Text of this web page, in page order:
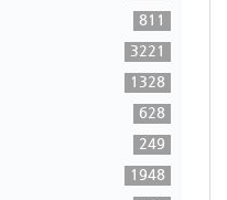
811
3221
1328
628
249
1948